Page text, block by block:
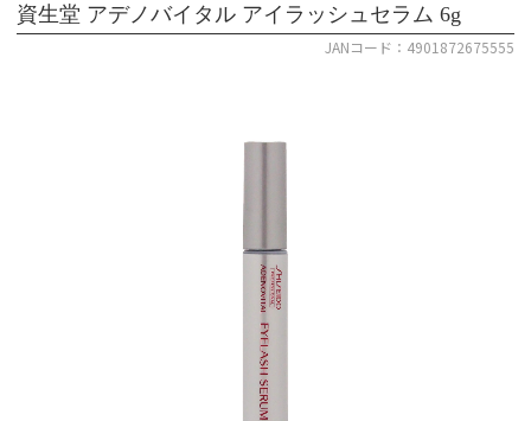
資生堂 アデノバイタル アイラッシュセラム 6g
JANコード：4901872675555